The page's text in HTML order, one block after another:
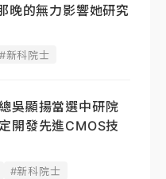
的無力影響她研究
#新科院士
吳顯揚當選中研院
開發先進CMOS技
#新科院士